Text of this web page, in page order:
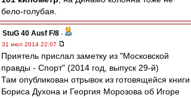
бело-голубая.
StuG 40 Ausf F/8 -
31 июл 2014 22:07
Приятель прислал заметку из "Московской
правды - Спорт" (2014 год, выпуск 29-й)
Там опубликован отрывок из готовящейся книги
Бориса Духона и Георгия Морозова об Игоре